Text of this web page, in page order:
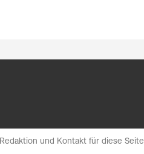
Redaktion und Kontakt für diese Seite